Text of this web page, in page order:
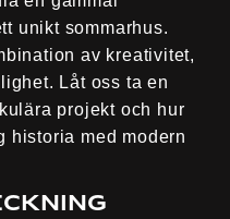
unikt sommarhus.
av kreativitet,
Låt oss ta en
projekt och hur
historia med modern